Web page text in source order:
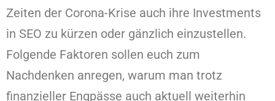
Zeiten der Corona-Krise auch ihre Investments
in SEO zu kürzen oder gänzlich einzustellen.
Folgende Faktoren sollen euch zum
Nachdenken anregen, warum man trotz
finanzieller Engpässe auch aktuell weiterhin